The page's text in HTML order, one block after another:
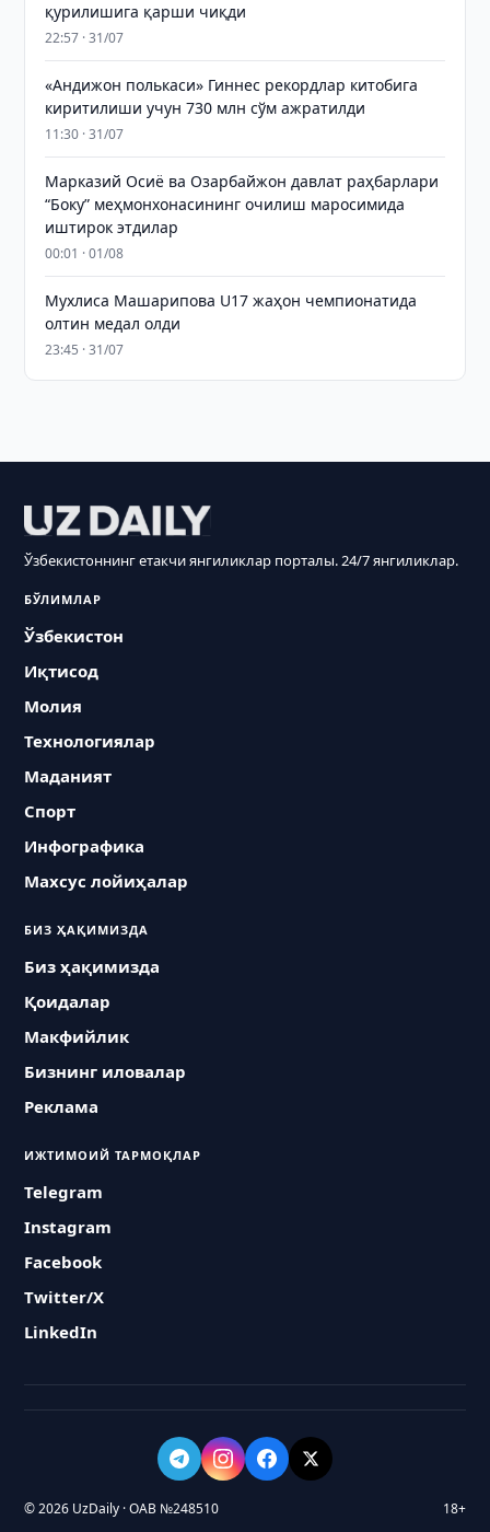
қурилишига қарши чиқди
22:57 · 31/07
«Андижон полькаси» Гиннес рекордлар китобига
киритилиши учун 730 млн сўм ажратилди
11:30 · 31/07
Марказий Осиё ва Озарбайжон давлат раҳбарлари
“Боку” меҳмонхонасининг очилиш маросимида
иштирок этдилар
00:01 · 01/08
Мухлиса Машарипова U17 жаҳон чемпионатида
олтин медал олди
23:45 · 31/07
Ўзбекистоннинг етакчи янгиликлар порталы. 24/7 янгиликлар.
БЎЛИМЛАР
Ўзбекистон
Иқтисод
Молия
Технологиялар
Маданият
Спорт
Инфографика
Махсус лойиҳалар
БИЗ ҲАҚИМИЗДА
Биз ҳақимизда
Қоидалар
Макфийлик
Бизнинг иловалар
Реклама
ИЖТИМОИЙ ТАРМОҚЛАР
Telegram
Instagram
Facebook
Twitter/X
LinkedIn
© 2026 UzDaily · ОАВ №248510 18+